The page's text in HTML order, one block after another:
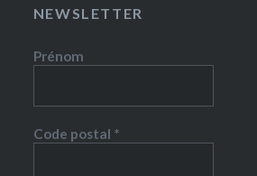
NEWSLETTER
Prénom
Code postal *